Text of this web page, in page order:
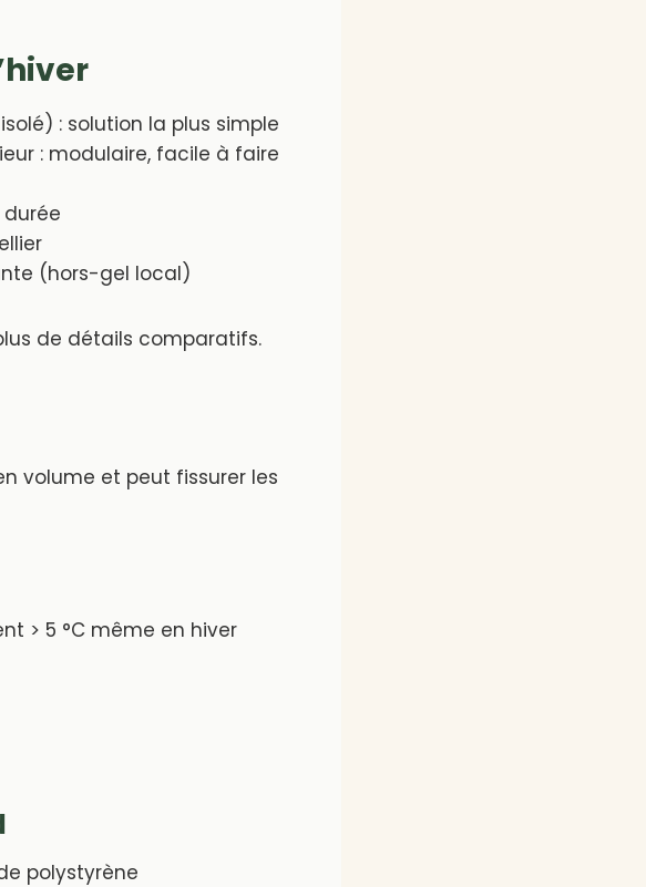
: solution la plus simple
: modulaire, facile à faire
durée
(hors-gel local)
de détails comparatifs.
volume et peut fissurer les
> 5 °C même en hiver
polystyrène